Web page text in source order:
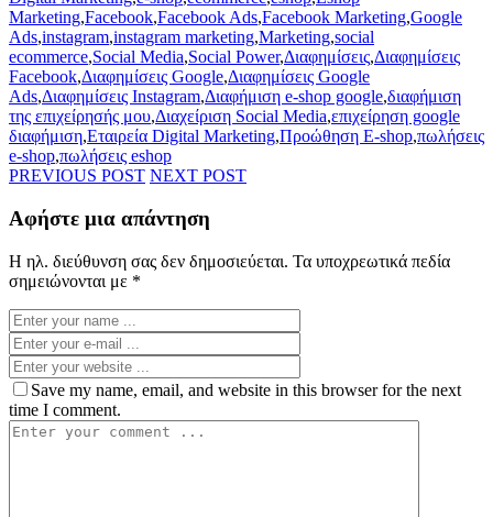
Marketing,Facebook,Facebook Ads,Facebook Marketing,Google
Ads,instagram,instagram marketing,Marketing,social
ecommerce,Social Media,Social Power,Διαφημίσεις,Διαφημίσεις
Facebook,Διαφημίσεις Google,Διαφημίσεις Google
Ads,Διαφημίσεις Instagram,Διαφήμιση e-shop google,διαφήμιση
της επιχείρησής μου,Διαχείριση Social Media,επιχείρηση google
διαφήμιση,Εταιρεία Digital Marketing,Προώθηση E-shop,πωλήσεις
e-shop,πωλήσεις eshop
PREVIOUS POST NEXT POST
Αφήστε μια απάντηση
Η ηλ. διεύθυνση σας δεν δημοσιεύεται. Τα υποχρεωτικά πεδία
σημειώνονται με *
Save my name, email, and website in this browser for the next
time I comment.